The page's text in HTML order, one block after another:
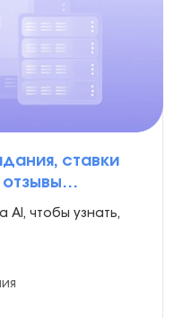
ставки
AI, чтобы узнать,